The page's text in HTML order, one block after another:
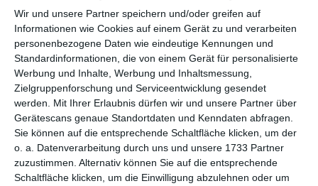
Wir und unsere Partner speichern und/oder greifen auf
Informationen wie Cookies auf einem Gerät zu und verarbeiten
personenbezogene Daten wie eindeutige Kennungen und
Standardinformationen, die von einem Gerät für personalisierte
Werbung und Inhalte, Werbung und Inhaltsmessung,
Zielgruppenforschung und Serviceentwicklung gesendet
werden. Mit Ihrer Erlaubnis dürfen wir und unsere Partner über
Gerätescans genaue Standortdaten und Kenndaten abfragen.
Sie können auf die entsprechende Schaltfläche klicken, um der
o. a. Datenverarbeitung durch uns und unsere 1733 Partner
zuzustimmen. Alternativ können Sie auf die entsprechende
Schaltfläche klicken, um die Einwilligung abzulehnen oder um
per E-Mail(kostenlos)
TEILEN
Facebook, Twitter, WhatsApp, ...
WEITERE KARTEN IN DIESEN
KATEGORIEN ANSEHEN